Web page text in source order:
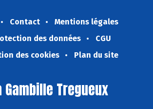
Contact
Mentions légales
des données
CGU
des cookies
Plan du site
Gambille Tregueux